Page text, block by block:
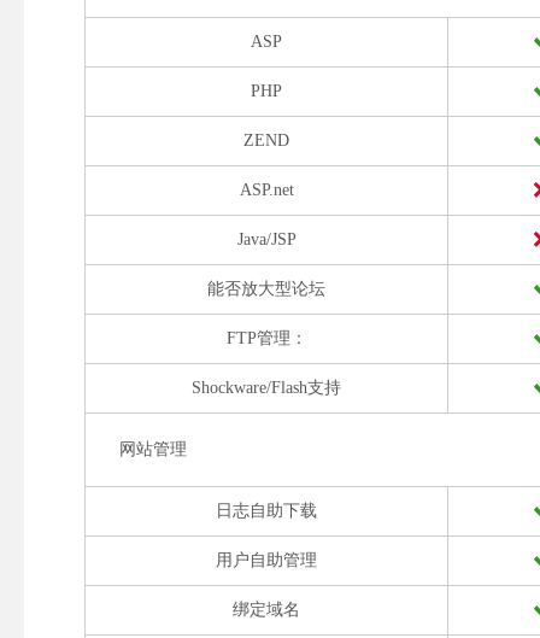
ASP
PHP
ZEND
ASP.net
Java/JSP
能否放大型论坛
FTP管理：
Shockware/Flash支持
网站管理
日志自助下载
用户自助管理
绑定域名